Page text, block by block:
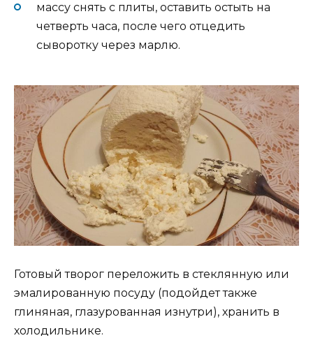
массу снять с плиты, оставить остыть на
четверть часа, после чего отцедить
сыворотку через марлю.
Готовый творог переложить в стеклянную или
эмалированную посуду (подойдет также
глиняная, глазурованная изнутри), хранить в
холодильнике.